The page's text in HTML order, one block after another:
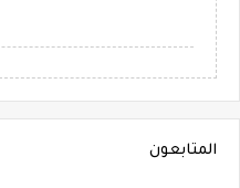
المتابعون